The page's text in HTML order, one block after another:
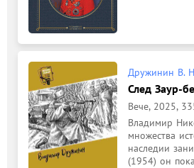
Дружинин В.
След Заур-
Вече, 2025,
Владимир
множества
наследии
(1954) он